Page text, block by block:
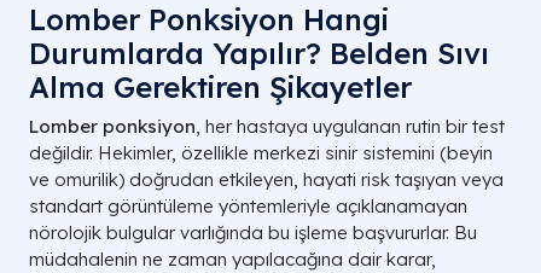
Lomber Ponksiyon Hangi
Durumlarda Yapılır? Belden Sıvı
Alma Gerektiren Şikayetler
Lomber ponksiyon, her hastaya uygulanan rutin bir test
değildir. Hekimler, özellikle merkezi sinir sistemini (beyin
ve omurilik) doğrudan etkileyen, hayati risk taşıyan veya
standart görüntüleme yöntemleriyle açıklanamayan
nörolojik bulgular varlığında bu işleme başvururlar. Bu
müdahalenin ne zaman yapılacağına dair karar,